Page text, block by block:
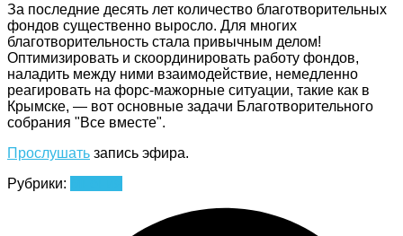
За последние десять лет количество благотворительных
фондов существенно выросло. Для многих
благотворительность стала привычным делом!
Оптимизировать и скоординировать работу фондов,
наладить между ними взаимодействие, немедленно
реагировать на форс-мажорные ситуации, такие как в
Крымске, — вот основные задачи Благотворительного
собрания "Все вместе".
Прослушать запись эфира.
Рубрики: